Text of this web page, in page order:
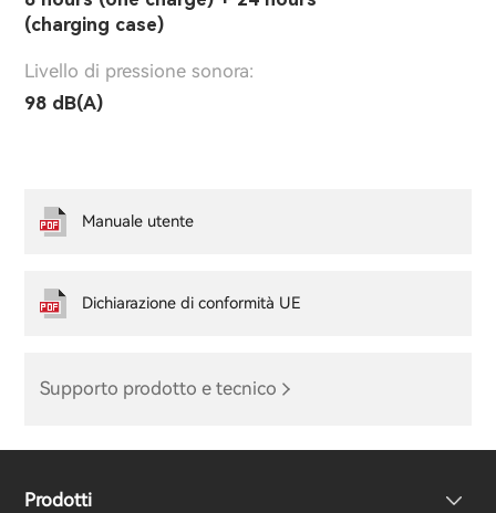
(charging case)
Livello di pressione sonora:
98 dB(A)
Supporto prodotto e tecnico
Manuale utente
Dichiarazione di conformità UE
Prodotti